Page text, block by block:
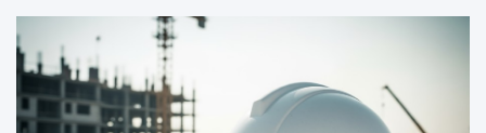
a
b
a
r
a
R
e
y